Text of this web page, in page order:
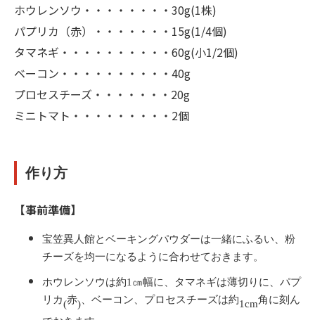
ホウレンソウ・・・・・・・・30g(1株)
パプリカ（赤）・・・・・・・15g(1/4個)
タマネギ・・・・・・・・・・60g(小1/2個)
ベーコン・・・・・・・・・・40g
プロセスチーズ・・・・・・・20g
ミニトマト・・・・・・・・・2個
作り方
【事前準備】
宝笠異人館とベーキングパウダーは一緒にふるい、粉
チーズを均一になるように合わせておきます。
ホウレンソウは約1 ㎝幅に、タマネギは薄切りに、パプ
リカ(赤)、ベーコン、プロセスチーズは約1cm角に刻ん